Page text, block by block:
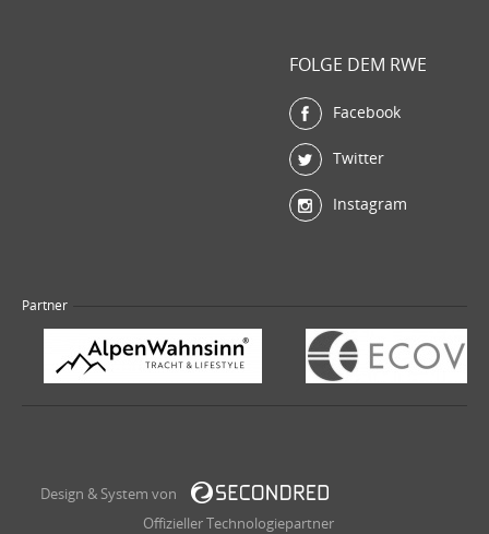
FOLGE DEM RWE
Facebook
Twitter
Instagram
Partner
Design & System von
Offizieller Technologiepartner